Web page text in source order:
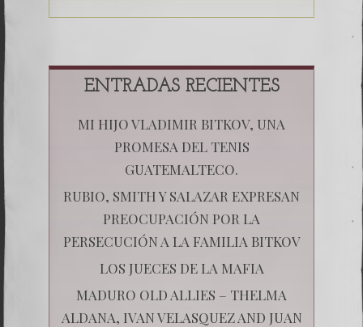
ENTRADAS RECIENTES
MI HIJO VLADIMIR BITKOV, UNA
PROMESA DEL TENIS
GUATEMALTECO.
RUBIO, SMITH Y SALAZAR EXPRESAN
PREOCUPACIÓN POR LA
PERSECUCIÓN A LA FAMILIA BITKOV
LOS JUECES DE LA MAFIA
MADURO OLD ALLIES – THELMA
ALDANA, IVAN VELASQUEZ AND JUAN